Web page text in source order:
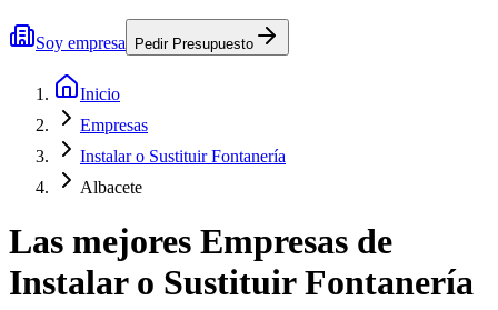
Soy empresa Pedir Presupuesto
Inicio
Empresas
Instalar o Sustituir Fontanería
Albacete
Las mejores Empresas de
Instalar o Sustituir Fontanería